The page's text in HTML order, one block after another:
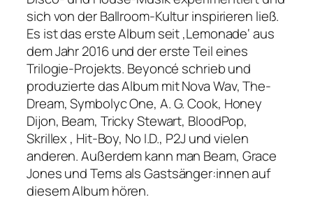
sich von der Ballroom-Kultur inspirieren ließ.
Es ist das erste Album seit ‚Lemonade‘ aus
dem Jahr 2016 und der erste Teil eines
Trilogie-Projekts. Beyoncé schrieb und
produzierte das Album mit Nova Wav, The-
Dream, Symbolyc One, A. G. Cook, Honey
Dijon, Beam, Tricky Stewart, BloodPop,
Skrillex , Hit-Boy, No I.D., P2J und vielen
anderen. Außerdem kann man Beam, Grace
Jones und Tems als Gastsänger:innen auf
diesem Album hören.